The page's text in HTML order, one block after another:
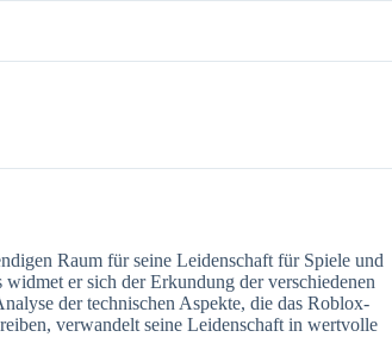
Raum für seine Leidenschaft für Spiele und
er sich der Erkundung der verschiedenen
der technischen Aspekte, die das Roblox-
verwandelt seine Leidenschaft in wertvolle